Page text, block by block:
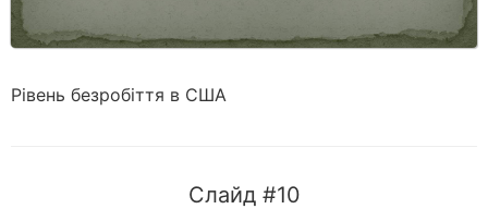
Рівень безробіття в США
Слайд #10